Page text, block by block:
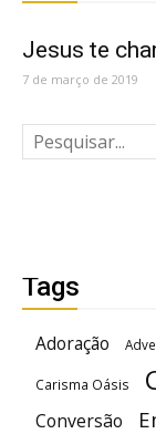
Jesus te
7 de março de 2019
Tags
Adoração
Carisma Oásis
Conversão